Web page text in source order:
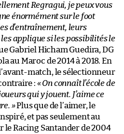
Regragui, je peux vous
énormément sur le foot
d’entraînement, leurs
les applique si les possibilités le
Gabriel Hicham Guedira, DG
au Maroc de 2014 à 2018. En
match, le sélectionneur
: « On connaît l’école de
qui y jouent. J’aime ce
»Plus que de l’aimer, le
et pas seulement au
le Racing Santander de 2004